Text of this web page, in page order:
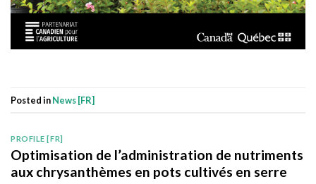
Posted inNews [FR]
PROFILE [FR]
Optimisation de l’administration de nutriments
aux chrysanthèmes en pots cultivés en serre